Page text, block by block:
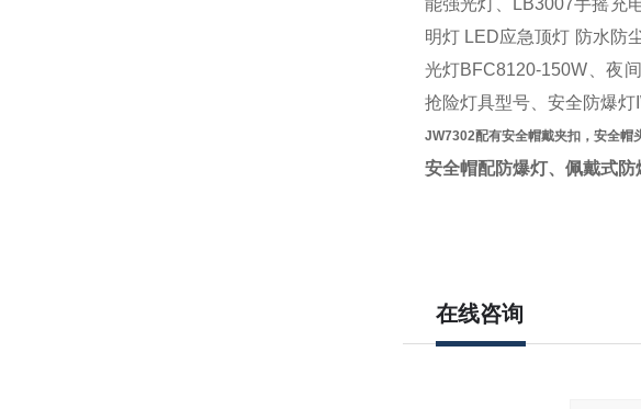
能强光灯、
LB3007手摇充
明灯 LED应急顶灯 防水防
光灯BFC8120-150W、夜
抢险灯具型号、安全防爆灯
JW7302配有安全帽戴夹扣，安全帽
安全帽配防爆灯、佩戴式防
在线咨询